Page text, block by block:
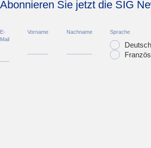
Abonnieren Sie jetzt die SIG
E-
Mail
Vorname Nachname Sprache
Deutsch